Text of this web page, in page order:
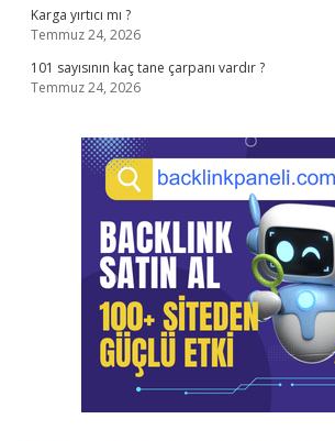
Karga yırtıcı mı ?
Temmuz 24, 2026
101 sayısının kaç tane çarpanı vardır ?
Temmuz 24, 2026